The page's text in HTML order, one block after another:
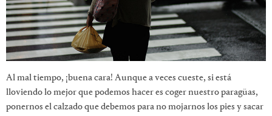
Al mal tiempo, ¡buena cara! Aunque a veces cueste, si está
lloviendo lo mejor que podemos hacer es coger nuestro paragüas,
ponernos el calzado que debemos para no mojarnos los pies y sacar